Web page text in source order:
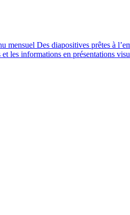
mensuel Des diapositives prêtes à
les informations en présentations